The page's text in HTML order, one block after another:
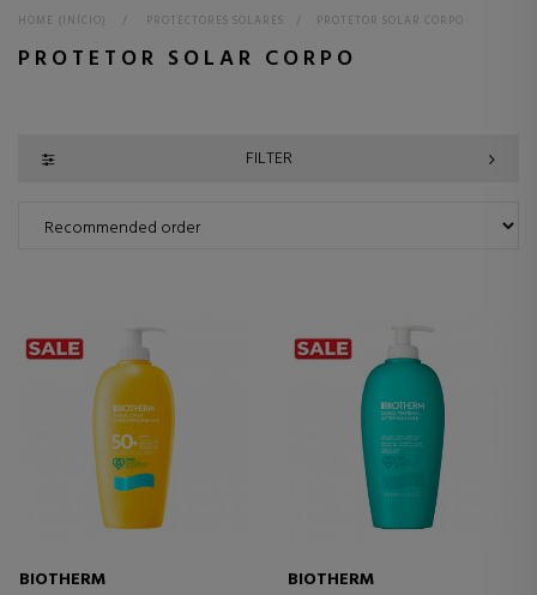
HOME (INÍCIO) > PROTECTORES SOLARES > PROTETOR SOLAR CORPO
PROTETOR SOLAR CORPO
FILTER
BIOTHERM
BIOTHERM